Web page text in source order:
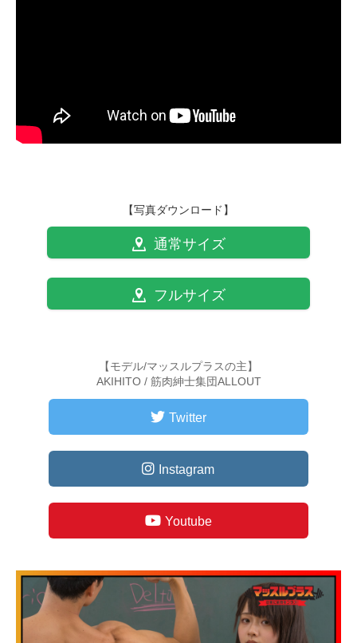
【写真ダウンロード】
通常サイズ
フルサイズ
【モデル/マッスルプラスの主】
AKIHITO / 筋肉紳士集団ALLOUT
Twitter
Instagram
Youtube